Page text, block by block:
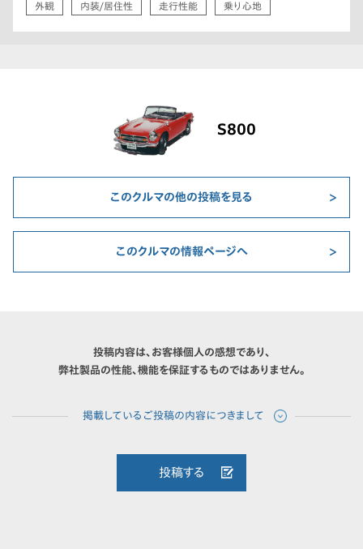
外観 内装/居住性 走行性能 乗り心地
S800
このクルマの他の投稿を見る
このクルマの情報ページへ
投稿内容は、お客様個人の感想であり、
弊社製品の性能、機能を保証するものではありません。
投稿する